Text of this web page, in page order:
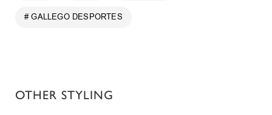
# GALLEGO DESPORTES
OTHER STYLING